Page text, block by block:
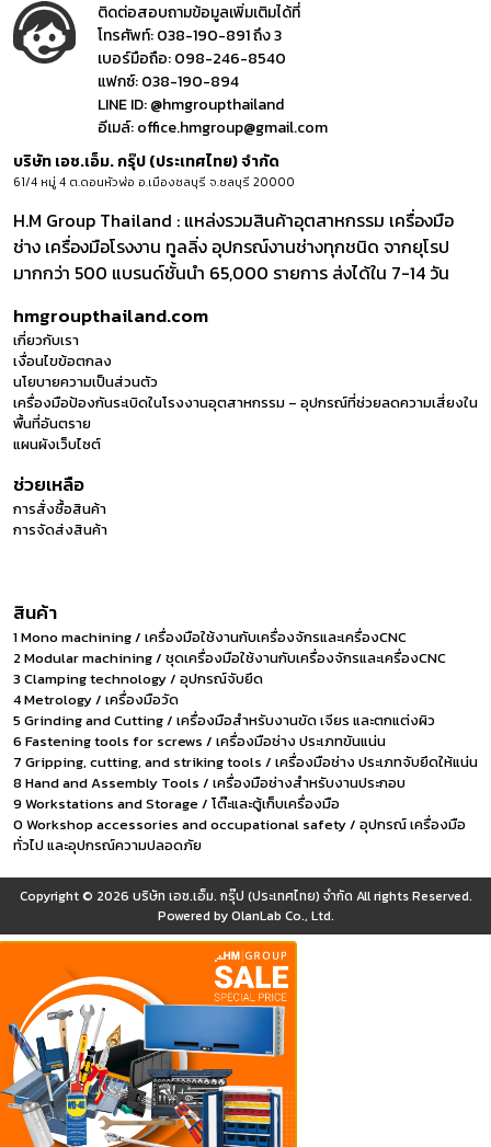
ติดต่อสอบถามข้อมูลเพิ่มเติมได้ที่
โทรศัพท์:038-190-891 ถึง 3
เบอร์มือถือ:098-246-8540
แฟกซ์:038-190-894
LINE ID:@hmgroupthailand
อีเมล์:office.hmgroup@gmail.com
บริษัท เอช.เอ็ม. กรุ๊ป (ประเทศไทย) จำกัด
61/4 หมู่ 4 ต.ดอนหัวฬ่อ อ.เมืองชลบุรี จ.ชลบุรี 20000
H.M Group Thailand : แหล่งรวมสินค้าอุตสาหกรรม เครื่องมือ
ช่าง เครื่องมือโรงงาน ทูลลิ่ง อุปกรณ์งานช่างทุกชนิด จากยุโรป
มากกว่า 500 แบรนด์ชั้นนำ 65,000 รายการ ส่งได้ใน 7-14 วัน
hmgroupthailand.com
เกี่ยวกับเรา
เงื่อนไขข้อตกลง
นโยบายความเป็นส่วนตัว
เครื่องมือป้องกันระเบิดในโรงงานอุตสาหกรรม – อุปกรณ์ที่ช่วยลดความเสี่ยงใน
พื้นที่อันตราย
แผนผังเว็บไซต์
ช่วยเหลือ
การสั่งซื้อสินค้า
การจัดส่งสินค้า
สินค้า
1 Mono machining / เครื่องมือใช้งานกับเครื่องจักรและเครื่องCNC
2 Modular machining / ชุดเครื่องมือใช้งานกับเครื่องจักรและเครื่องCNC
3 Clamping technology / อุปกรณ์จับยึด
4 Metrology / เครื่องมือวัด
5 Grinding and Cutting / เครื่องมือสำหรับงานขัด เจียร และตกแต่งผิว
6 Fastening tools for screws / เครื่องมือช่าง ประเภทขันแน่น
7 Gripping, cutting, and striking tools / เครื่องมือช่าง ประเภทจับยึดให้แน่น
8 Hand and Assembly Tools / เครื่องมือช่างสำหรับงานประกอบ
9 Workstations and Storage / โต๊ะและตู้เก็บเครื่องมือ
0 Workshop accessories and occupational safety / อุปกรณ์ เครื่องมือ
ทั่วไป และอุปกรณ์ความปลอดภัย
Copyright © 2026 บริษัท เอช.เอ็ม. กรุ๊ป (ประเทศไทย) จำกัด All rights Reserved.
Powered byOlanLab Co., Ltd.